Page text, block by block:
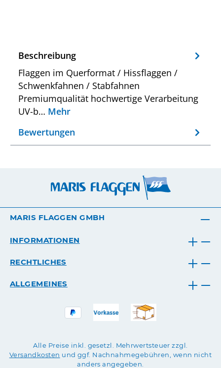
Beschreibung
Flaggen im Querformat / Hissflaggen /
Schwenkfahnen / Stabfahnen
Premiumqualität hochwertige Verarbeitung
UV-b… Mehr
Bewertungen
MARIS FLAGGEN GMBH
INFORMATIONEN
RECHTLICHES
ALLGEMEINES
Alle Preise inkl. gesetzl. Mehrwertsteuer zzgl.
Versandkosten und ggf. Nachnahmegebühren, wenn nicht
anders angegeben.